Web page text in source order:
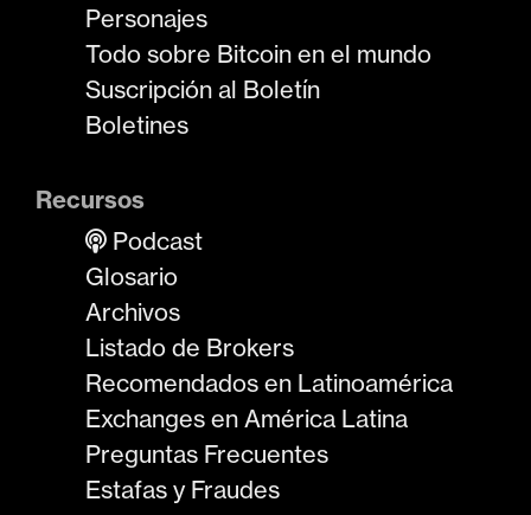
Personajes
Todo sobre Bitcoin en el mundo
Suscripción al Boletín
Boletines
Recursos
Podcast
Glosario
Archivos
Listado de Brokers
Recomendados en Latinoamérica
Exchanges en América Latina
Preguntas Frecuentes
Estafas y Fraudes